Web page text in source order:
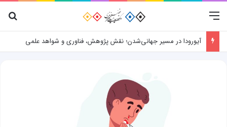
منو
آیورودا در مسیر جهانی‌شدن؛ نقش پژوهش، فناوری و شواهد علمی